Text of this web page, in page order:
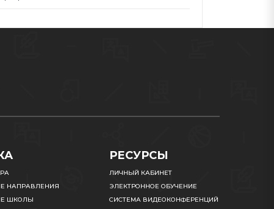
НАПРАВЛЕНИЯ
ШКОЛЫ
РЕСУРСЫ
ЛИЧНЫЙ КАБИНЕТ
ЭЛЕКТРОННОЕ ОБУЧЕНИЕ
СИСТЕМА ВИДЕОКОНФЕРЕНЦИЙ